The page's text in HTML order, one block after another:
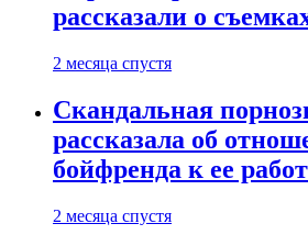
рассказали о
2 месяца спустя
Скандальная
рассказала об
бойфренда к ее
2 месяца спустя